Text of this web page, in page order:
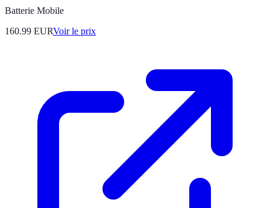
Batterie Mobile
160.99 EURVoir le prix